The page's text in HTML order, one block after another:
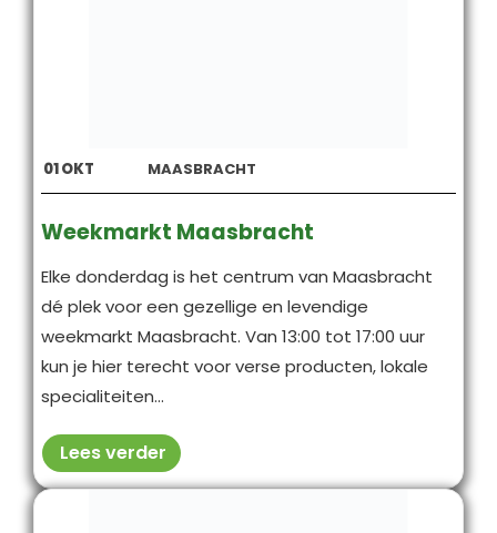
01OKT MAASBRACHT
Weekmarkt Maasbracht
Elke donderdag is het centrum van Maasbracht
dé plek voor een gezellige en levendige
weekmarkt Maasbracht. Van 13:00 tot 17:00 uur
kun je hier terecht voor verse producten, lokale
specialiteiten...
Lees verder